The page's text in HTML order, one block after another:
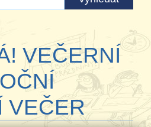
VEČERNÍ
VEČER